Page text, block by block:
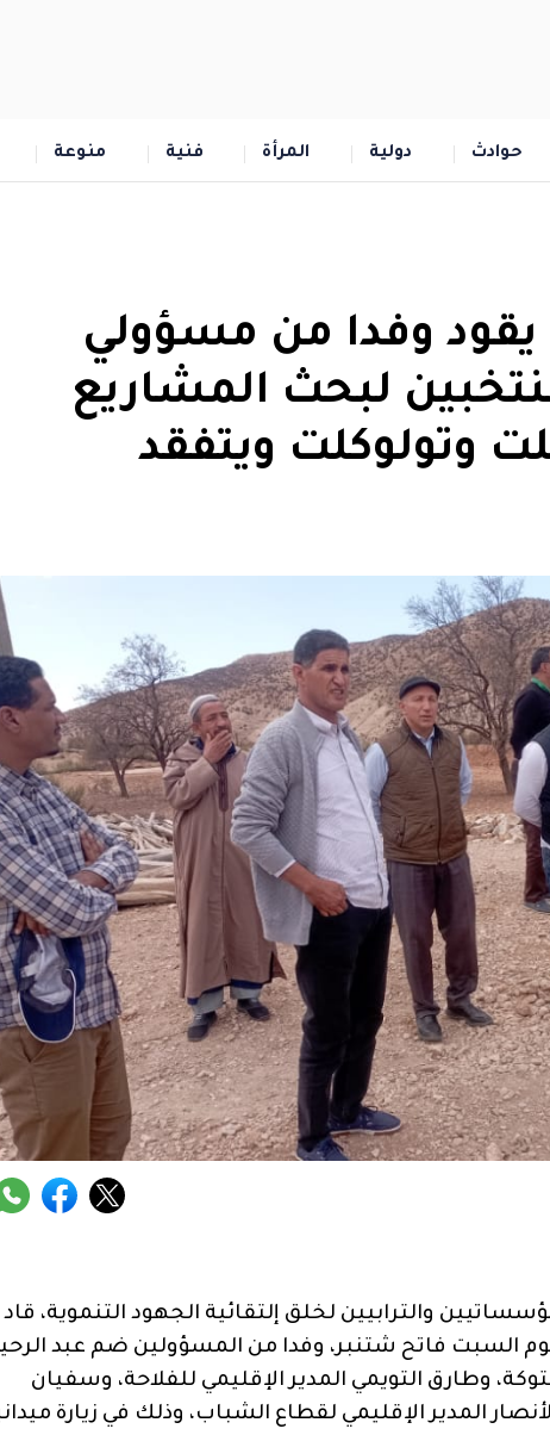
حوادث دولية المرأة فنية منوعة
وفدا من مسؤولي
لبحث المشاريع
وتولوكلت ويتفقد
والترابيين لخلق إلتقائية الجهود التنموية، قاد
السبت فاتح شتنبر، وفدا من المسؤولين ضم عبد
وطارق التويمي المدير الإقليمي للفلاحة، وسفيان
المدير الإقليمي لقطاع الشباب، وذلك في زيارة